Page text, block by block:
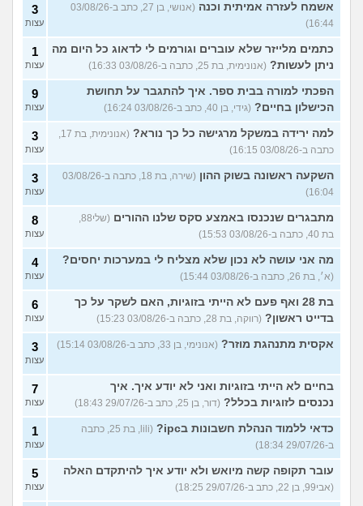
אשמח לעזרה אמיתית וכנה
(אנושי, בן 27, כתב ב-03/08/26
16:44)
3
עצות
כתמים מלייזר שלא עוברים וגורמים לי לדאוג כל היום מה
ניתן לעשות? (אנונימית, בת 25, כתבה ב-03/08/26 16:33)
1
עצות
הפכתי למורה בבית ספר. איך להתגבר על תחושת
הכישלון בחיים? (גידי, בן 40, כתב ב-03/08/26 16:24)
9
עצות
למה ירידה במשקל מרגישה כל כך נורא?
(אנונימית, בת 17,
כתבה ב-03/08/26 16:15)
3
עצות
השקעה ראשונה בשוק ההון
(שירה, בת 18, כתבה ב-03/08/26
16:04)
3
עצות
מתבגרים שנכנסו באמצע סקס שלנו ההורים
(שלי88,
בת 40, כתבה ב-03/08/26 15:53)
8
עצות
מה אני עושה לא נכון שלא מצליח לי במערכות יחסים?
(א׳, בת 26, כתבה ב-03/08/26 15:44)
4
עצות
בת 28 ואף פעם לא הייתי בזוגיות, האם לשקר על כך
בדייט ראשון? (רווקה, בת 28, כתבה ב-03/08/26 15:23)
6
עצות
אקסית מתנהגת מוזר? (אנונימי, בן 33, כתב ב-03/08/26 15:14) 3
עצות
בחיים לא הייתי בזוגיות ואני לא יודע איך. איך
נכנסים לזוגיות בכלל? (דור, בן 25, כתב ב-29/07/26 18:43)
7
עצות
כדאי ללמוד הנהלת חשבונות בipc?
(lili, בת 25, כתבה
ב-29/07/26 18:34)
1
עצות
עובר תקופה קשה מיואש ולא יודע איך להיתקדם האלה
(אבי99, בן 22, כתב ב-29/07/26 18:25)
5
עצות